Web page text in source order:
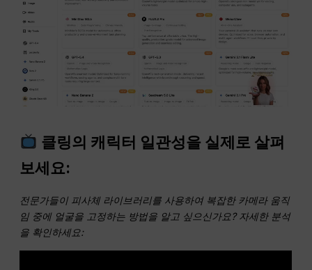
클링의 캐릭터 일관성을 실제로 살펴
보세요:
전문가들이 피사체 라이브러리를 사용하여 복잡한 카메라 움직
임 중에 얼굴을 고정하는 방법을 알고 싶으신가요? 자세한 분석
을 확인하세요: